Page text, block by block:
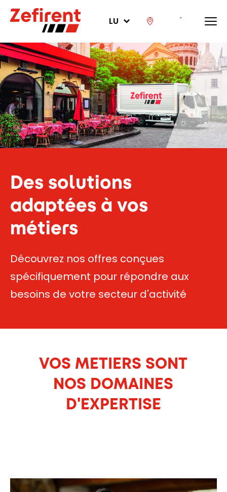
LU
Des solutions
adaptées à vos
métiers
Découvrez nos offres conçues
spécifiquement pour répondre aux
besoins de votre secteur d'activité
VOS METIERS SONT
NOS DOMAINES
D'EXPERTISE